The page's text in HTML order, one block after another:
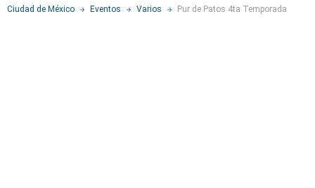
Ciudad de México Eventos Varios Pur de Patos 4ta Temporada